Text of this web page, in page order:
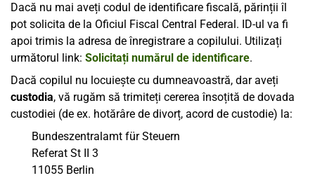
Dacă nu mai aveți codul de identificare fiscală, părinții îl
pot solicita de la Oficiul Fiscal Central Federal. ID-ul va fi
apoi trimis la adresa de înregistrare a copilului. Utilizați
următorul link: Solicitați numărul de identificare.
Dacă copilul nu locuiește cu dumneavoastră, dar aveți
custodia, vă rugăm să trimiteți cererea însoțită de dovada
custodiei (de ex. hotărâre de divorț, acord de custodie) la:
Bundeszentralamt für Steuern
Referat St II 3
11055 Berlin